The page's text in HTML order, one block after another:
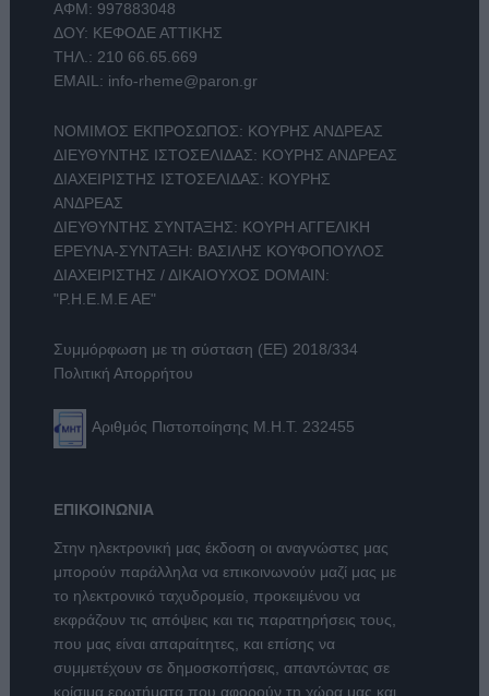
ΑΦΜ: 997883048
ΔΟΥ: ΚΕΦΟΔΕ ΑΤΤΙΚΗΣ
ΤΗΛ.: 210 66.65.669
EMAIL: info-rheme@paron.gr
ΝΟΜΙΜΟΣ ΕΚΠΡΟΣΩΠΟΣ: ΚΟΥΡΗΣ ΑΝΔΡΕΑΣ
ΔΙΕΥΘΥΝΤΗΣ ΙΣΤΟΣΕΛΙΔΑΣ: ΚΟΥΡΗΣ ΑΝΔΡΕΑΣ
ΔΙΑΧΕΙΡΙΣΤΗΣ ΙΣΤΟΣΕΛΙΔΑΣ: ΚΟΥΡΗΣ
ΑΝΔΡΕΑΣ
ΔΙΕΥΘΥΝΤΗΣ ΣΥΝΤΑΞΗΣ: ΚΟΥΡΗ ΑΓΓΕΛΙΚΗ
ΕΡΕΥΝΑ-ΣΥΝΤΑΞΗ: ΒΑΣΙΛΗΣ ΚΟΥΦΟΠΟΥΛΟΣ
ΔΙΑΧΕΙΡΙΣΤΗΣ / ΔΙΚΑΙΟΥΧΟΣ DOMAIN:
"Ρ.Η.Ε.Μ.Ε ΑΕ"
Συμμόρφωση με τη σύσταση (ΕΕ) 2018/334
Πολιτική Απορρήτου
Αριθμός Πιστοποίησης Μ.Η.Τ. 232455
ΕΠΙΚΟΙΝΩΝΙΑ
Στην ηλεκτρονική μας έκδοση οι αναγνώστες μας
μπορούν παράλληλα να επικοινωνούν μαζί μας με
το ηλεκτρονικό ταχυδρομείο, προκειμένου να
εκφράζουν τις απόψεις και τις παρατηρήσεις τους,
που μας είναι απαραίτητες, και επίσης να
συμμετέχουν σε δημοσκοπήσεις, απαντώντας σε
κρίσιμα ερωτήματα που αφορούν τη χώρα μας και